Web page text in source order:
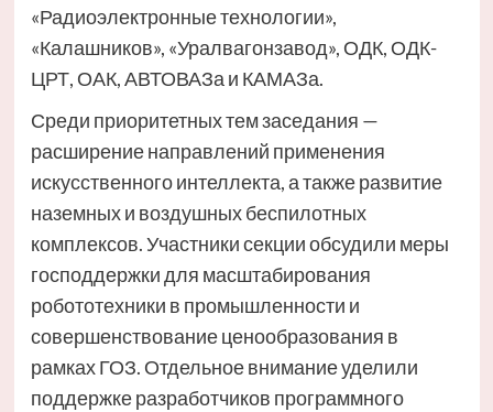
«Радиоэлектронные технологии»,
«Калашников», «Уралвагонзавод», ОДК, ОДК-
ЦРТ, ОАК, АВТОВАЗа и КАМАЗа.
Среди приоритетных тем заседания —
расширение направлений применения
искусственного интеллекта, а также развитие
наземных и воздушных беспилотных
комплексов. Участники секции обсудили меры
господдержки для масштабирования
робототехники в промышленности и
совершенствование ценообразования в
рамках ГОЗ. Отдельное внимание уделили
поддержке разработчиков программного